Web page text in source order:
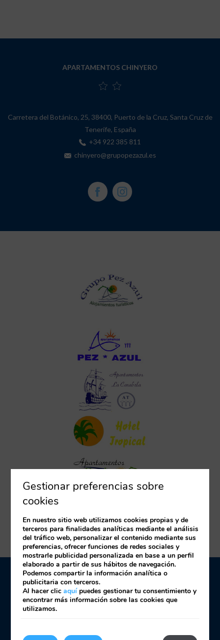
APARTAMENTOS CHINYERO
Carretera del Botánico, 25, 38400, Puerto de la Cruz, Santa Cruz de
Tenerife, España
+34 922 385 811
chinyero@grupopezazul.es
Aviso Legal
Ver/Cancelar reserva
Gestionar preferencias sobre
cookies
En nuestro sitio web utilizamos cookies propias y de
terceros para finalidades analíticas mediante el análisis
del tráfico web, personalizar el contenido mediante sus
preferencias, ofrecer funciones de redes sociales y
mostrarle publicidad personalizada en base a un perfil
elaborado a partir de sus hábitos de navegación.
Podemos compartir la información analítica o
publicitaria con terceros.
Al hacer clicaquípuedes gestionar tu consentimiento y
encontrar más información sobre las cookies que
utilizamos.